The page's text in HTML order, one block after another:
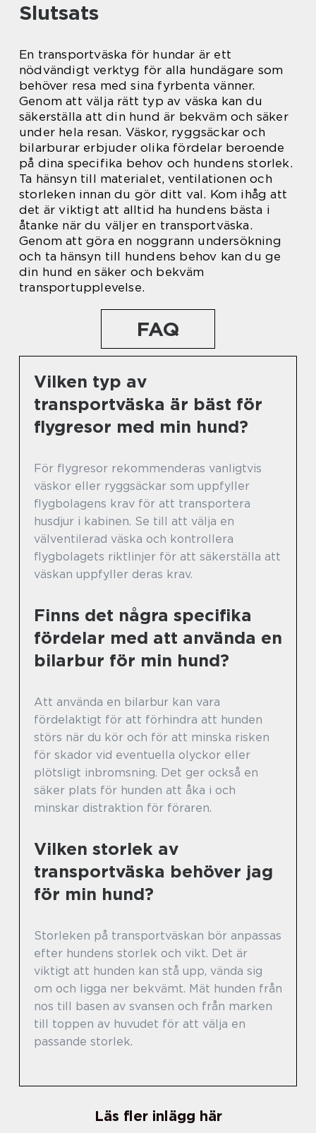
Slutsats
En transportväska för hundar är ett
nödvändigt verktyg för alla hundägare som
behöver resa med sina fyrbenta vänner.
Genom att välja rätt typ av väska kan du
säkerställa att din hund är bekväm och säker
under hela resan. Väskor, ryggsäckar och
bilarburar erbjuder olika fördelar beroende
på dina specifika behov och hundens storlek.
Ta hänsyn till materialet, ventilationen och
storleken innan du gör ditt val. Kom ihåg att
det är viktigt att alltid ha hundens bästa i
åtanke när du väljer en transportväska.
Genom att göra en noggrann undersökning
och ta hänsyn till hundens behov kan du ge
din hund en säker och bekväm
transportupplevelse.
FAQ
Vilken typ av
transportväska är bäst för
flygresor med min hund?
För flygresor rekommenderas vanligtvis
väskor eller ryggsäckar som uppfyller
flygbolagens krav för att transportera
husdjur i kabinen. Se till att välja en
välventilerad väska och kontrollera
flygbolagets riktlinjer för att säkerställa att
väskan uppfyller deras krav.
Finns det några specifika
fördelar med att använda en
bilarbur för min hund?
Att använda en bilarbur kan vara
fördelaktigt för att förhindra att hunden
störs när du kör och för att minska risken
för skador vid eventuella olyckor eller
plötsligt inbromsning. Det ger också en
säker plats för hunden att åka i och
minskar distraktion för föraren.
Vilken storlek av
transportväska behöver jag
för min hund?
Storleken på transportväskan bör anpassas
efter hundens storlek och vikt. Det är
viktigt att hunden kan stå upp, vända sig
om och ligga ner bekvämt. Mät hunden från
nos till basen av svansen och från marken
till toppen av huvudet för att välja en
passande storlek.
Läs fler inlägg här